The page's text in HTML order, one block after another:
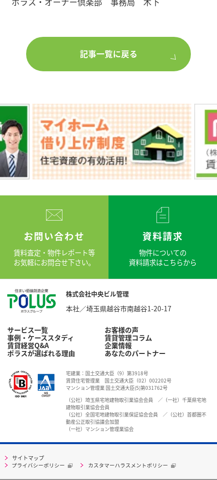
記事一覧に戻る
お問い合わせ
賃料査定・物件レポート等
お気軽にお問合せ下さい。
資料請求
物件についての
資料請求はこちらから
株式会社中央ビル管理
本社／埼玉県越谷市南越谷1-20-17
サービス一覧
事例・ケーススタディ
賃貸経営Q&A
ポラスが選ばれる理由
お客様の声
賃貸管理コラム
企業情報
あなたのパートナー
宅建業：国土交通大臣（9）第3918号
賃貸住宅管理業 国土交通大臣（02）002202号
マンション管理業 国土交通大臣(5)第031762号
（公社）埼玉県宅地建物取引業協会会員 ／（一社）千葉県宅地
建物取引業協会会員
（公社）全国宅地建物取引業保証協会会員 ／（公社）首都圏不
動産公正取引協議会加盟
（一社）マンション管理業協会
サイトマップ
プライバシーポリシー カスタマーハラスメントポリシー